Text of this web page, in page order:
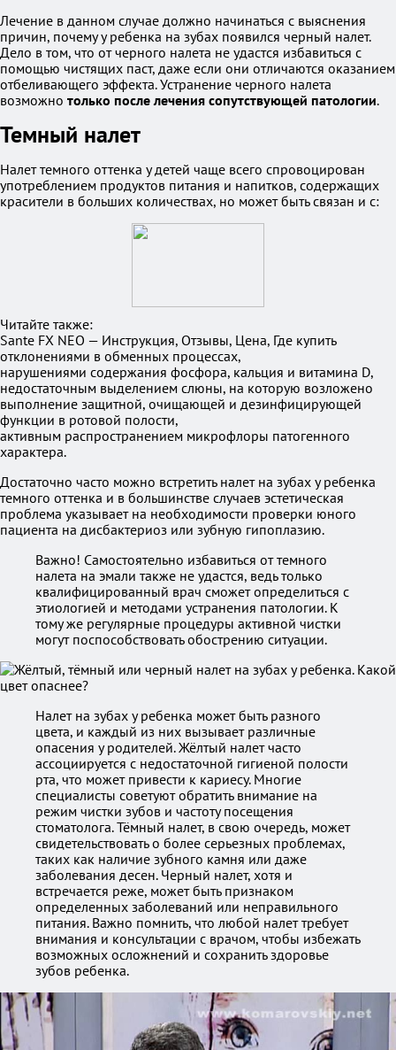
Лечение в данном случае должно начинаться с выяснения
причин, почему у ребенка на зубах появился черный налет.
Дело в том, что от черного налета не удастся избавиться с
помощью чистящих паст, даже если они отличаются оказанием
отбеливающего эффекта. Устранение черного налета
возможно только после лечения сопутствующей патологии.
Темный налет
Налет темного оттенка у детей чаще всего спровоцирован
употреблением продуктов питания и напитков, содержащих
красители в больших количествах, но может быть связан и с:
Читайте также:
Sante FX NEO — Инструкция, Отзывы, Цена, Где купить
отклонениями в обменных процессах,
нарушениями содержания фосфора, кальция и витамина D,
недостаточным выделением слюны, на которую возложено
выполнение защитной, очищающей и дезинфицирующей
функции в ротовой полости,
активным распространением микрофлоры патогенного
характера.
Достаточно часто можно встретить налет на зубах у ребенка
темного оттенка и в большинстве случаев эстетическая
проблема указывает на необходимости проверки юного
пациента на дисбактериоз или зубную гипоплазию.
Важно! Самостоятельно избавиться от темного
налета на эмали также не удастся, ведь только
квалифицированный врач сможет определиться с
этиологией и методами устранения патологии. К
тому же регулярные процедуры активной чистки
могут поспособствовать обострению ситуации.
Налет на зубах у ребенка может быть разного
цвета, и каждый из них вызывает различные
опасения у родителей. Жёлтый налет часто
ассоциируется с недостаточной гигиеной полости
рта, что может привести к кариесу. Многие
специалисты советуют обратить внимание на
режим чистки зубов и частоту посещения
стоматолога. Тёмный налет, в свою очередь, может
свидетельствовать о более серьезных проблемах,
таких как наличие зубного камня или даже
заболевания десен. Черный налет, хотя и
встречается реже, может быть признаком
определенных заболеваний или неправильного
питания. Важно помнить, что любой налет требует
внимания и консультации с врачом, чтобы избежать
возможных осложнений и сохранить здоровье
зубов ребенка.